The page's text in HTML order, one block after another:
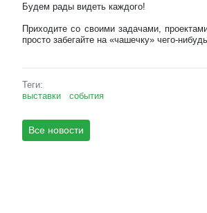
Будем рады видеть каждого!
Приходите со своими задачами,
просто забегайте на «чашечку» чего-
Теги:
выставки
события
Все новости